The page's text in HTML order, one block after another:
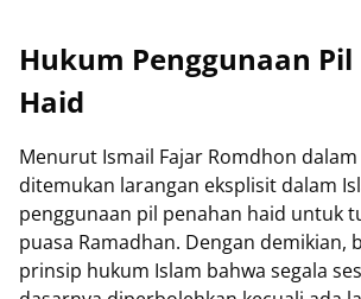
Hukum Penggunaan Pil
Haid
Menurut Ismail Fajar Romdhon
ditemukan larangan eksplisit dalam
penggunaan pil penahan haid untuk
puasa Ramadhan. Dengan demikian,
prinsip hukum Islam bahwa segala